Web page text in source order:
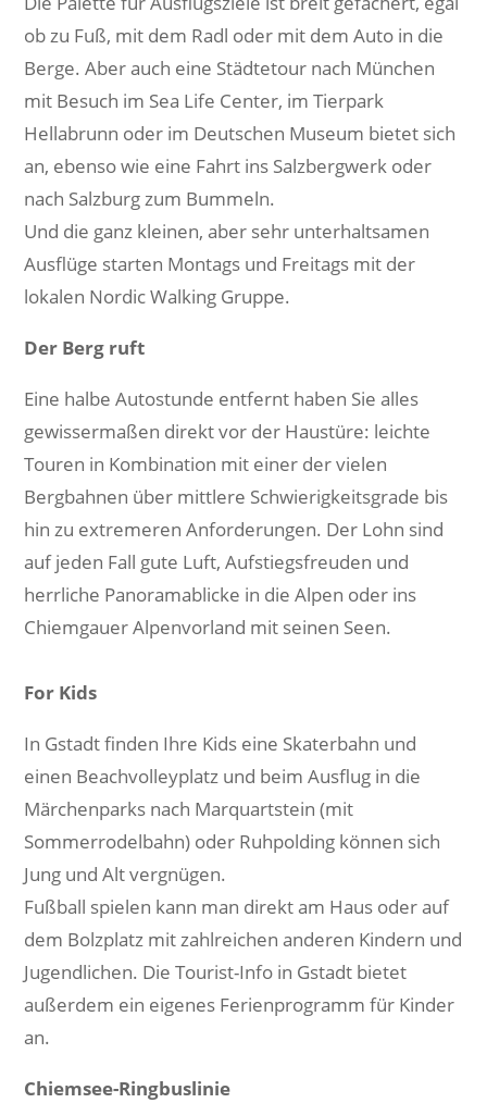
ob zu Fuß, mit dem Radl oder mit dem Auto in die
Berge. Aber auch eine Städtetour nach München
mit Besuch im Sea Life Center, im Tierpark
Hellabrunn oder im Deutschen Museum bietet sich
an, ebenso wie eine Fahrt ins Salzbergwerk oder
nach Salzburg zum Bummeln.
Und die ganz kleinen, aber sehr unterhaltsamen
Ausflüge starten Montags und Freitags mit der
lokalen Nordic Walking Gruppe.
Der Berg ruft
Eine halbe Autostunde entfernt haben Sie alles
gewissermaßen direkt vor der Haustüre: leichte
Touren in Kombination mit einer der vielen
Bergbahnen über mittlere Schwierigkeitsgrade bis
hin zu extremeren Anforderungen. Der Lohn sind
auf jeden Fall gute Luft, Aufstiegsfreuden und
herrliche Panoramablicke in die Alpen oder ins
Chiemgauer Alpenvorland mit seinen Seen.
For Kids
In Gstadt finden Ihre Kids eine Skaterbahn und
einen Beachvolleyplatz und beim Ausflug in die
Märchenparks nach Marquartstein (mit
Sommerrodelbahn) oder Ruhpolding können sich
Jung und Alt vergnügen.
Fußball spielen kann man direkt am Haus oder auf
dem Bolzplatz mit zahlreichen anderen Kindern und
Jugendlichen. Die Tourist-Info in Gstadt bietet
außerdem ein eigenes Ferienprogramm für Kinder
an.
Chiemsee-Ringbuslinie